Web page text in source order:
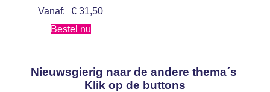
Vanaf: € 31,50
Bestel nu
Nieuwsgierig naar de andere thema´s
Klik op de buttons